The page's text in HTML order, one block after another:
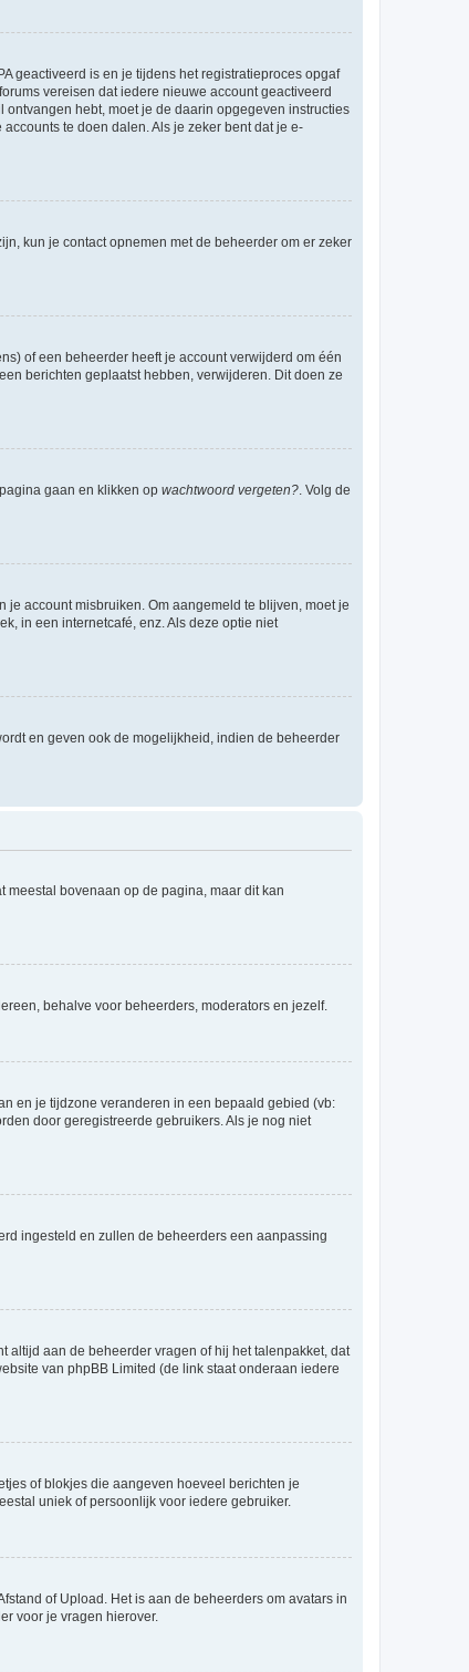
geactiveerd is en je tijdens het registratieproces opgaf
vereisen dat iedere nieuwe account geactiveerd
hebt, moet je de daarin opgegeven instructies
te doen dalen. Als je zeker bent dat je e-
kun je contact opnemen met de beheerder om er zeker
of een beheerder heeft je account verwijderd om één
berichten geplaatst hebben, verwijderen. Dit doen ze
gaan en klikken op wachtwoord vergeten? . Volg de
account misbruiken. Om aangemeld te blijven, moet je
in een internetcafé, enz. Als deze optie niet
en geven ook de mogelijkheid, indien de beheerder
meestal bovenaan op de pagina, maar dit kan
behalve voor beheerders, moderators en jezelf.
en je tijdzone veranderen in een bepaald gebied (vb:
door geregistreerde gebruikers. Als je nog niet
ingesteld en zullen de beheerders een aanpassing
altijd aan de beheerder vragen of hij het talenpakket, dat
van phpBB Limited (de link staat onderaan iedere
of blokjes die aangeven hoeveel berichten je
uniek of persoonlijk voor iedere gebruiker.
of Upload. Het is aan de beheerders om avatars in
voor je vragen hierover.